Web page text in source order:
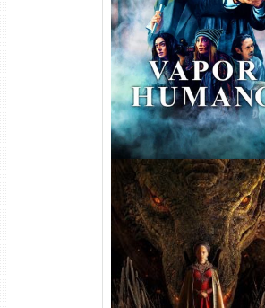
Vapor Humano 1ª
Torrent (2026) WEB-DL
Dual Áudio
A Casa do Dragão 1ª
Temporada Torrent
WEB-DL 720p/1080p